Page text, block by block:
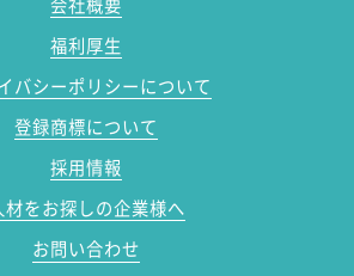
福利厚生
バシーポリシーについて
登録商標について
採用情報
材をお探しの企業様へ
お問い合わせ